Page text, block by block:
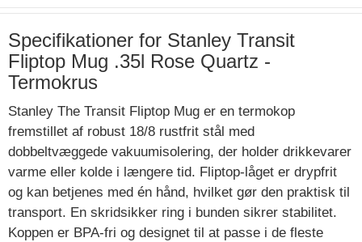
Specifikationer for Stanley Transit
Fliptop Mug .35l Rose Quartz -
Termokrus
Stanley The Transit Fliptop Mug er en termokop
fremstillet af robust 18/8 rustfrit stål med
dobbeltvæggede vakuumisolering, der holder drikkevarer
varme eller kolde i længere tid. Fliptop-låget er drypfrit
og kan betjenes med én hånd, hvilket gør den praktisk til
transport. En skridsikker ring i bunden sikrer stabilitet.
Koppen er BPA-fri og designet til at passe i de fleste